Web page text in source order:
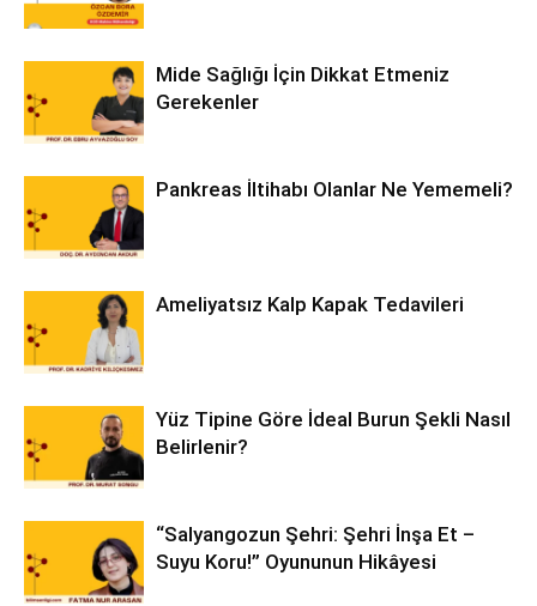
Mide Sağlığı İçin Dikkat Etmeniz
Gerekenler
Pankreas İltihabı Olanlar Ne Yememeli?
Ameliyatsız Kalp Kapak Tedavileri
Yüz Tipine Göre İdeal Burun Şekli Nasıl
Belirlenir?
“Salyangozun Şehri: Şehri İnşa Et –
Suyu Koru!” Oyununun Hikâyesi